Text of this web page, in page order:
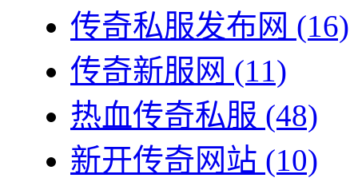
传奇私服发布网 (16)
传奇新服网 (11)
热血传奇私服 (48)
新开传奇网站 (10)